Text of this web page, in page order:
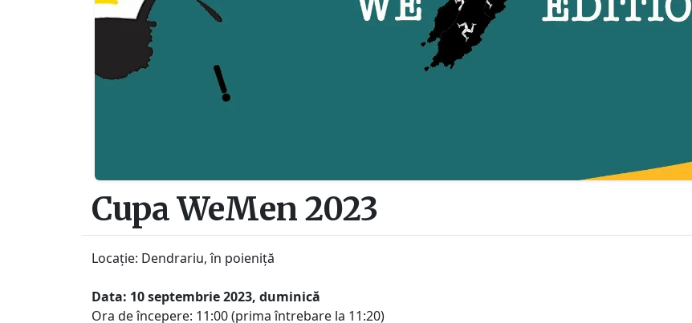
Cupa WeMen 2023
Locație: Dendrariu, în poieniță
Data: 10 septembrie 2023, duminică
Ora de începere: 11:00 (prima întrebare la 11:20)